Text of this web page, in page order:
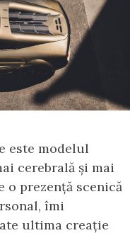
este modelul
cerebrală și mai
o prezență scenică
îmi
ultima creație